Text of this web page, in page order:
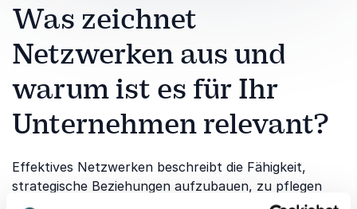
Was zeichnet
Netzwerken aus und
warum ist es für Ihr
Unternehmen relevant?
Effektives Netzwerken beschreibt die Fähigkeit,
strategische Beziehungen aufzubauen, zu pflegen
und gezielt für den gegenseitigen Erfolg zu nutzen.